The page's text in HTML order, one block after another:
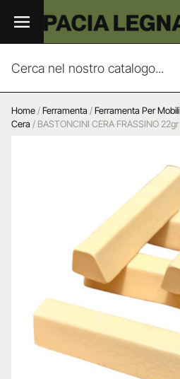
Home/Ferramenta /Ferramenta Per Mobili
Cera / BASTONCINI CERA FRASSINO 22gr